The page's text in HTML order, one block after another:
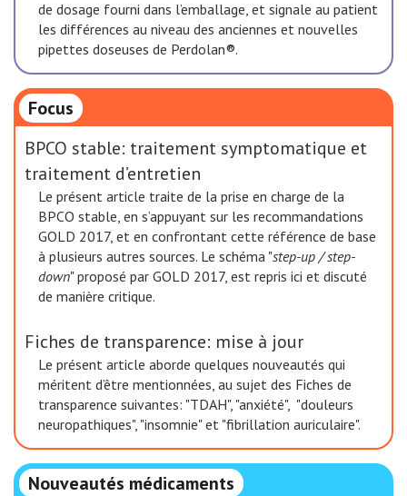
de dosage fourni dans l’emballage, et signale au patient
les différences au niveau des anciennes et nouvelles
pipettes doseuses de Perdolan®.
Focus
BPCO stable: traitement symptomatique et
traitement d’entretien
Le présent article traite de la prise en charge de la
BPCO stable, en s’appuyant sur les recommandations
GOLD 2017, et en confrontant cette référence de base
à plusieurs autres sources. Le schéma "step-up / step-
down" proposé par GOLD 2017, est repris ici et discuté
de manière critique.
Fiches de transparence: mise à jour
Le présent article aborde quelques nouveautés qui
méritent d’être mentionnées, au sujet des Fiches de
transparence suivantes: "TDAH", "anxiété", "douleurs
neuropathiques", "insomnie" et "fibrillation auriculaire".
Nouveautés médicaments